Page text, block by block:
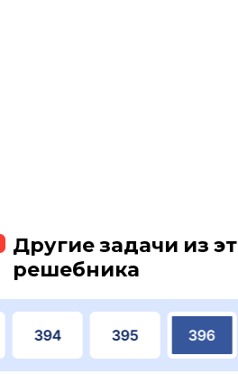
Другие задачи из
решебника
394 395 396